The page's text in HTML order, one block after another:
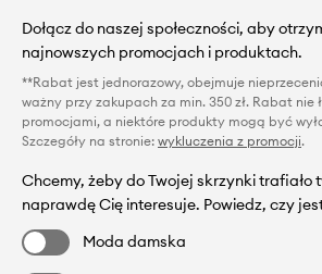
Dołącz do naszej społeczności, aby
najnowszych promocjach i produktach.
**Rabat jest jednorazowy, obejmuje
ważny przy zakupach za min. 350 zł. Rabat nie
promocjami, a niektóre produkty mogą być
Szczegóły na stronie: wykluczenia z promocji.
Chcemy, żeby do Twojej skrzynki trafiało
naprawdę Cię interesuje. Powiedz, czy
Moda damska